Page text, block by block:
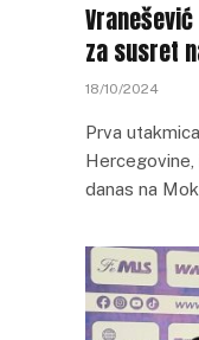
za susret
18/10/2024
Prva
Hercegovine,
danas na